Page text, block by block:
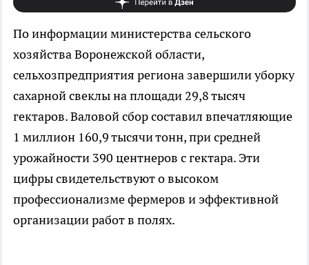
По информации министерства сельского
хозяйства Воронежской области,
сельхозпредприятия региона завершили уборку
сахарной свеклы на площади 29,8 тысяч
гектаров. Валовой сбор составил впечатляющие
1 миллион 160,9 тысячи тонн, при средней
урожайности 390 центнеров с гектара. Эти
цифры свидетельствуют о высоком
профессионализме фермеров и эффективной
организации работ в полях.